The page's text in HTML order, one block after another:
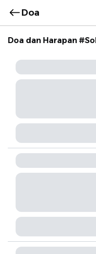
Doa
Doa dan Harapan